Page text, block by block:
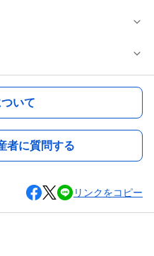
いて
者に質問する
リンクをコピー